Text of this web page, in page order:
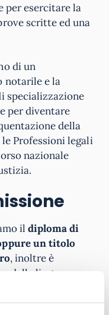
per esercitare la
scritte ed una
di un
notarile e la
specializzazione
per diventare
della
Professioni legali
nazionale
il diploma di
un titolo
, inoltre è
della lingua
e di cultura
al